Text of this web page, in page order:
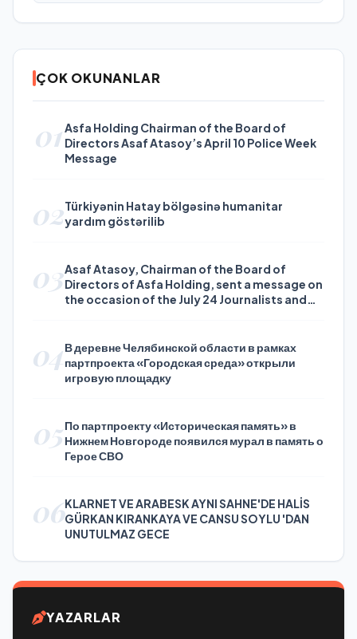
ÇOK OKUNANLAR
01Asfa Holding Chairman of the Board of
Directors Asaf Atasoy’s April 10 Police Week
Message
02Türkiyənin Hatay bölgəsinə humanitar
yardım göstərilib
03Asaf Atasoy, Chairman of the Board of
Directors of Asfa Holding, sent a message on
the occasion of the July 24 Journalists and
04В деревне Челябинской области в рамках
партпроекта «Городская среда» открыли
игровую площадку
05По партпроекту «Историческая память» в
Нижнем Новгороде появился мурал в память о
Герое СВО
06KLARNET VE ARABESK AYNI SAHNE'DE HALİS
GÜRKAN KIRANKAYA VE CANSU SOYLU 'DAN
UNUTULMAZ GECE
YAZARLAR